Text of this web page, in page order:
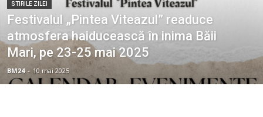
STIRILE ZILEI
Festivalul „Pintea Viteazul” readuce
atmosfera haiducească în inima Băii
Mari, pe 23-25 mai 2025
BM24 - 10 mai 2025